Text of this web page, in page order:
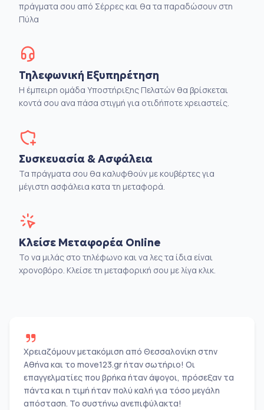
πράγματα σου από Σέρρες και θα τα παραδώσουν στη
Πύλα
Τηλεφωνική Εξυπηρέτηση
Η έμπειρη ομάδα Υποστήριξης Πελατών θα βρίσκεται
κοντά σου ανα πάσα στιγμή για οτιδήποτε χρειαστείς.
Συσκευασία & Ασφάλεια
Τα πράγματα σου θα καλυφθούν με κουβέρτες για
μέγιστη ασφάλεια κατα τη μεταφορά.
Κλείσε Μεταφορέα Online
Το να μιλάς στο τηλέφωνο και να λες τα ίδια είναι
χρονοβόρο. Κλείσε τη μεταφορική σου με λίγα κλικ.
Χρειαζόμουν μετακόμιση από Θεσσαλονίκη στην
Αθήνα και το move123.gr ήταν σωτήριο! Οι
επαγγελματίες που βρήκα ήταν άψογοι, πρόσεξαν τα
πάντα και η τιμή ήταν πολύ καλή για τόσο μεγάλη
απόσταση. Το συστήνω ανεπιφύλακτα!